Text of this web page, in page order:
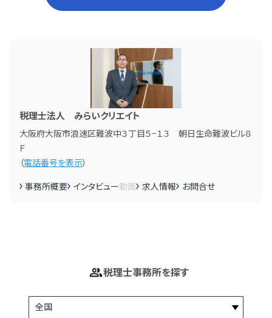
税理士法人 みらいクリエイト
大阪府大阪市浪速区難波中３丁目５−１３ 朝日生命難波ビル８
Ｆ
（電話番号を表示）
事務所概要 インタビュー動画 求人情報 お問合せ
税理士事務所を探す